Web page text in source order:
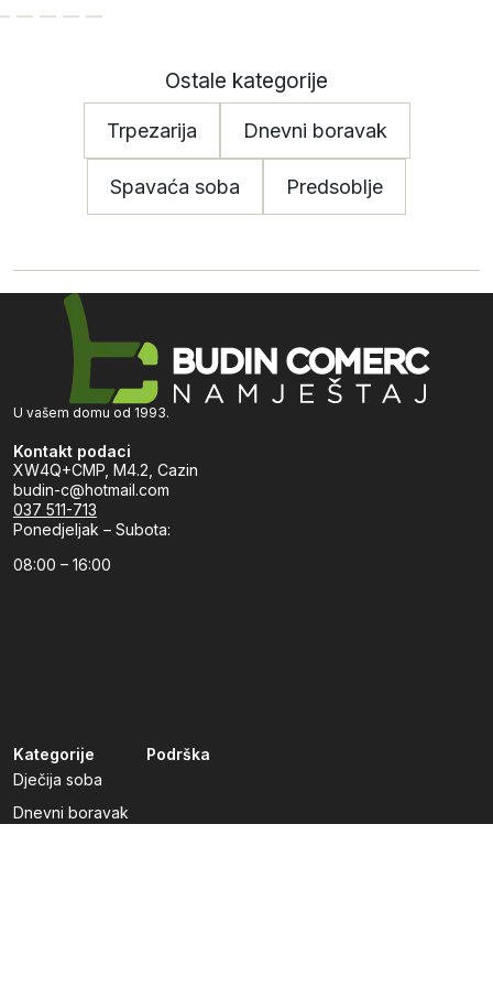
Ostale kategorije
Trpezarija Dnevni boravak
Spavaća soba Predsoblje
U vašem domu od 1993.
Kontakt podaci
XW4Q+CMP, M4.2, Cazin
budin-c@hotmail.com
037 511-713
Ponedjeljak – Subota:
08:00 – 16:00
Kategorije
Dječija soba
Dnevni boravak
Podrška